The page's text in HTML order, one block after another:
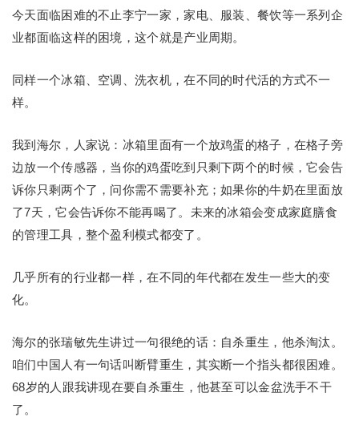
今天面临困难的不止李宁一家，家电、服装、餐饮等一系列企
业都面临这样的困境，这个就是产业周期。
同样一个冰箱、空调、洗衣机，在不同的时代活的方式不一
样。
我到海尔，人家说：冰箱里面有一个放鸡蛋的格子，在格子旁
边放一个传感器，当你的鸡蛋吃到只剩下两个的时候，它会告
诉你只剩两个了，问你需不需要补充；如果你的牛奶在里面放
了7天，它会告诉你不能再喝了。未来的冰箱会变成家庭膳食
的管理工具，整个盈利模式都变了。
几乎所有的行业都一样，在不同的年代都在发生一些大的变
化。
海尔的张瑞敏先生讲过一句很绝的话：自杀重生，他杀淘汰。
咱们中国人有一句话叫断臂重生，其实断一个指头都很困难。
68岁的人跟我讲现在要自杀重生，他甚至可以金盆洗手不干
了。